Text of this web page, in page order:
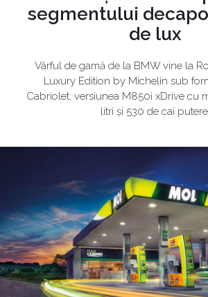
segmentului
de lux
Vârful de gamă de la BMW vine la
Luxury Edition by Michelin sub
Cabriolet, versiunea M850i xDrive cu
litri și 530 de cai putere.